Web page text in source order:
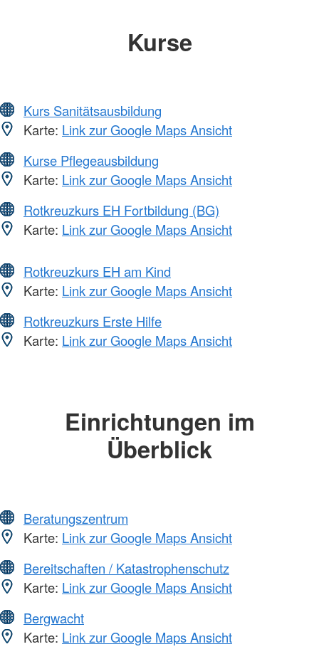
Kurse
Kurs Sanitätsausbildung
Karte: Link zur Google Maps Ansicht
Kurse Pflegeausbildung
Karte: Link zur Google Maps Ansicht
Rotkreuzkurs EH Fortbildung (BG)
Karte: Link zur Google Maps Ansicht
Rotkreuzkurs EH am Kind
Karte: Link zur Google Maps Ansicht
Rotkreuzkurs Erste Hilfe
Karte: Link zur Google Maps Ansicht
Einrichtungen im
Überblick
Beratungszentrum
Karte: Link zur Google Maps Ansicht
Bereitschaften / Katastrophenschutz
Karte: Link zur Google Maps Ansicht
Bergwacht
Karte: Link zur Google Maps Ansicht